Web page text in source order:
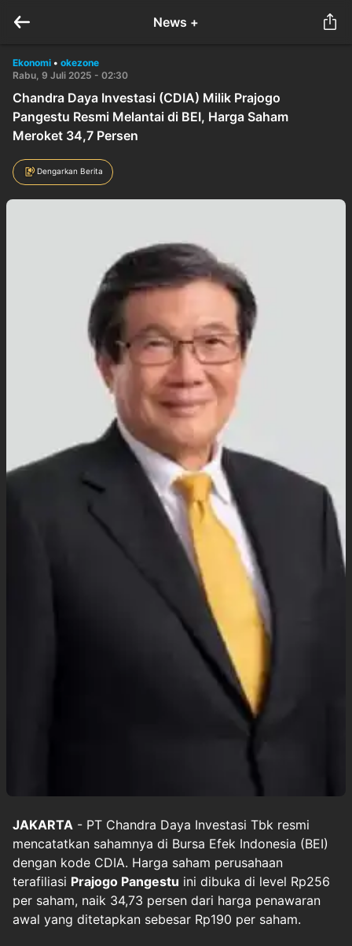
News +
Ekonomi • okezone
Rabu, 9 Juli 2025 - 02:30
Chandra Daya Investasi (CDIA) Milik Prajogo
Pangestu Resmi Melantai di BEI, Harga Saham
Meroket 34,7 Persen
Dengarkan Berita
JAKARTA - PT Chandra Daya Investasi Tbk resmi
mencatatkan sahamnya di Bursa Efek Indonesia (BEI)
dengan kode CDIA. Harga saham perusahaan
terafiliasi Prajogo Pangestu ini dibuka di level Rp256
per saham, naik 34,73 persen dari harga penawaran
awal yang ditetapkan sebesar Rp190 per saham.